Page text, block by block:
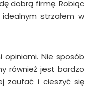
dobrą firmę. Robiąc
strzałem w
Nie sposób
również jest bardzo
zaufać i cieszyć się